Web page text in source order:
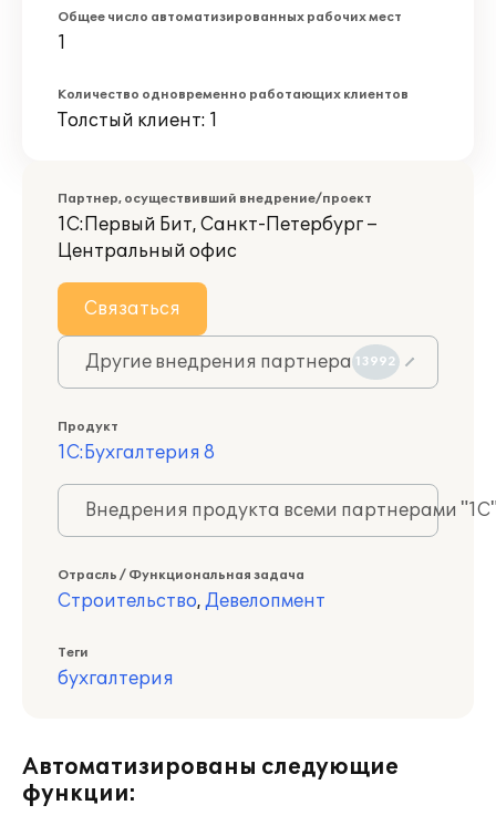
Общее число автоматизированных рабочих мест
1
Количество одновременно работающих клиентов
Толстый клиент: 1
Партнер, осуществивший внедрение/проект
1С:Первый Бит, Санкт-Петербург –
Центральный офис
Связаться
Другие внедрения партнера 13992
Продукт
1С:Бухгалтерия 8
Внедрения продукта всеми партнерами
Отрасль / Функциональная задача
Строительство, Девелопмент
Теги
бухгалтерия
Автоматизированы следующие
функции: